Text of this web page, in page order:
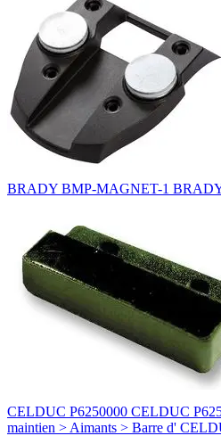
BRADY BMP-MAGNET-1
CELDUC P6250000 CELDUC
maintien > Aimants > Barre d'